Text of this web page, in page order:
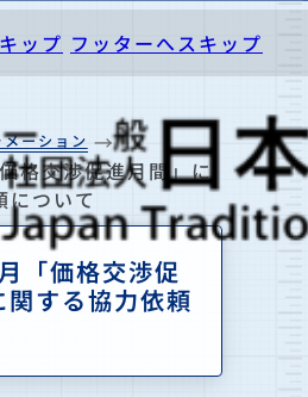
ップ フッターへスキップ
ーション
格交渉促進月間」に
について
「価格交渉促
する協力依頼